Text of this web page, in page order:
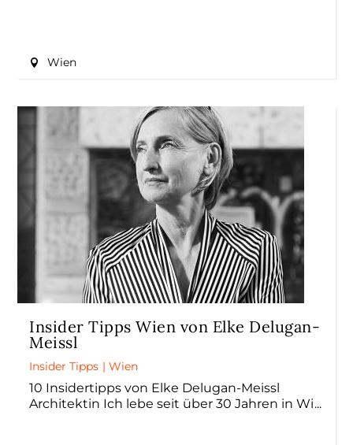
Wien
Insider Tipps Wien von Elke Delugan-
Meissl
Insider Tipps |Wien
10 Insidertipps von Elke Delugan-Meissl
Architektin Ich lebe seit über 30 Jahren in Wi